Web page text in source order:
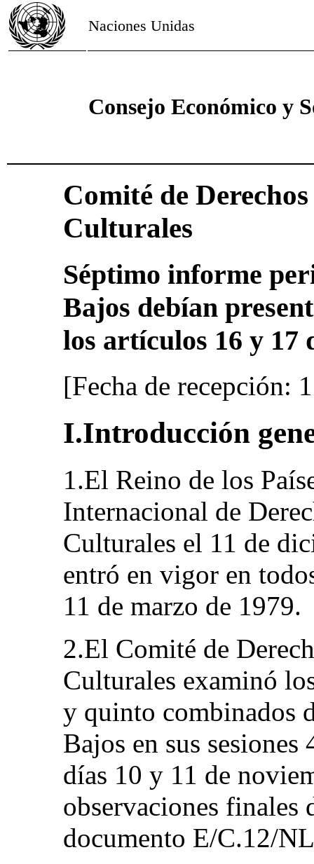
Naciones Unidas
Consejo Económico y
Comité de
Culturales
Séptimo informe
Bajos debían
los artículos 16 y 17
[Fecha de recepción:
I.Introducción
1.El Reino de los
Internacional de
Culturales el 11 de
entró en vigor en
11 de marzo de 1979.
2.El Comité de
Culturales examinó
y quinto combinados
Bajos en sus sesiones
días 10 y 11 de
observaciones
documento E/C.12/